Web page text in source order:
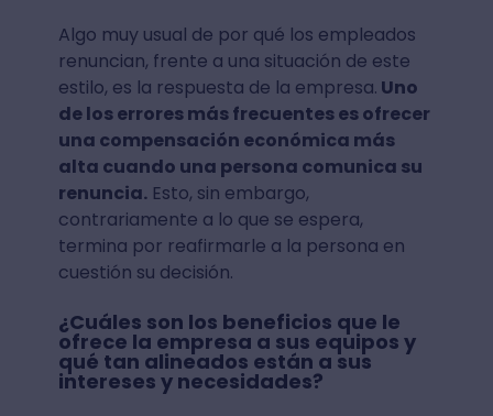
Algo muy usual de por qué los empleados
renuncian, frente a una situación de este
estilo, es la respuesta de la empresa. Uno
de los errores más frecuentes es ofrecer
una compensación económica más
alta cuando una persona comunica su
renuncia.Esto, sin embargo,
contrariamente a lo que se espera,
termina por reafirmarle a la persona en
cuestión su decisión.
¿Cuáles son los beneficios que le
ofrece la empresa a sus equipos y
qué tan alineados están a sus
intereses y necesidades?